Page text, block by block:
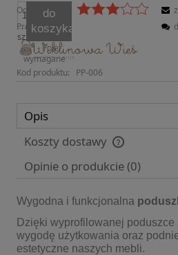
szt.
do
koszyka
* - Pole
wymagane
Ocena:
Producent:
Kod produktu: PP-006
Opis
Koszty dostawy
Cena nie zawiera ewentualnych
Opinie o produkcie (0)
Wygodna i funkcjonalna
Dzięki wyprofilowanej poduszce
wygodę użytkowania oraz
estetyczne naszych mebli.